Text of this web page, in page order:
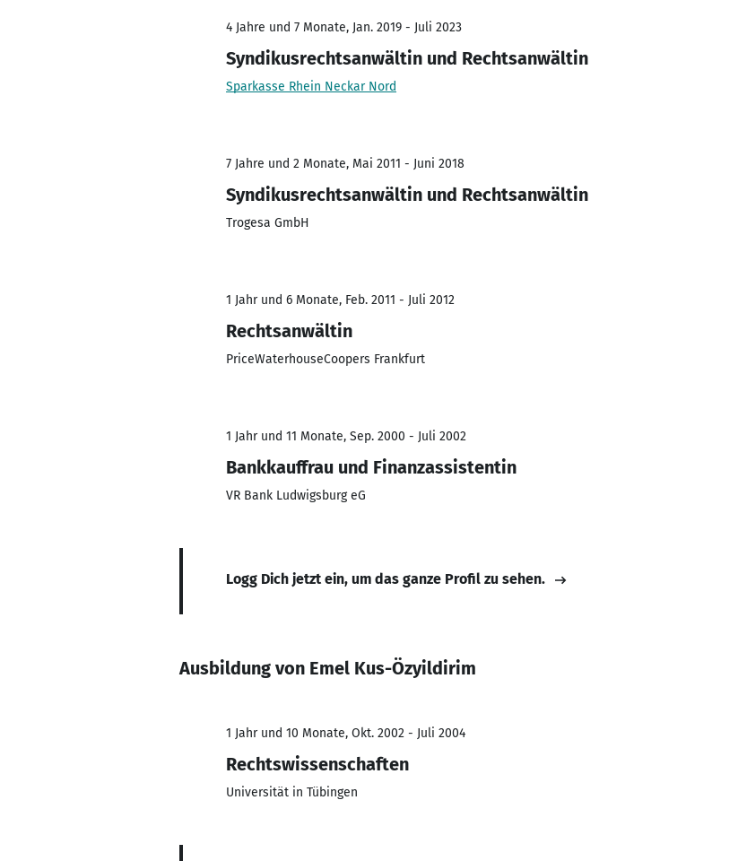
4 Jahre und 7 Monate, Jan. 2019 - Juli 2023
Syndikusrechtsanwältin und Rechtsanwältin
Sparkasse Rhein Neckar Nord
7 Jahre und 2 Monate, Mai 2011 - Juni 2018
Syndikusrechtsanwältin und Rechtsanwältin
Trogesa GmbH
1 Jahr und 6 Monate, Feb. 2011 - Juli 2012
Rechtsanwältin
PriceWaterhouseCoopers Frankfurt
1 Jahr und 11 Monate, Sep. 2000 - Juli 2002
Bankkauffrau und Finanzassistentin
VR Bank Ludwigsburg eG
Logg Dich jetzt ein, um das ganze Profil zu sehen.
Ausbildung von Emel Kus-Özyildirim
1 Jahr und 10 Monate, Okt. 2002 - Juli 2004
Rechtswissenschaften
Universität in Tübingen